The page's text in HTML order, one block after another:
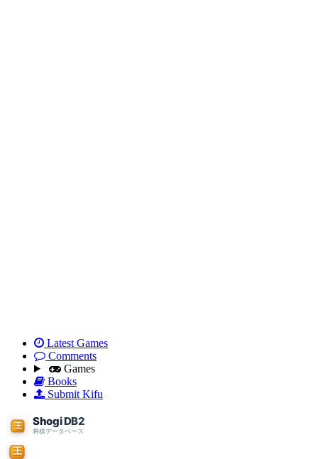
Latest Games
Comments
Games
Books
Submit Kifu